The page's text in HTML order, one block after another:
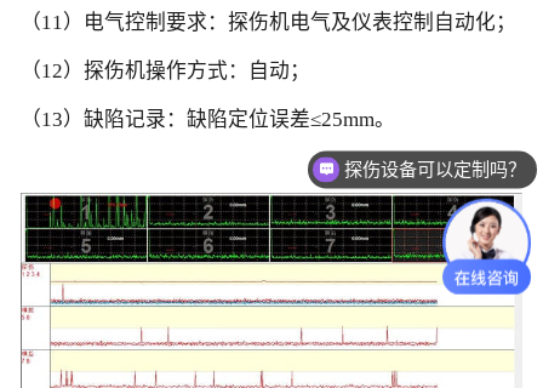
（11）电气控制要求：探伤机电气及仪表控制自动化；
（12）探伤机操作方式：自动；
（13）缺陷记录：缺陷定位误差≤25mm。
探伤设备可以定制吗？